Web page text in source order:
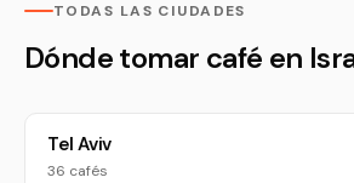
TODAS LAS CIUDADES
Dónde tomar café en
Tel Aviv
36 cafés